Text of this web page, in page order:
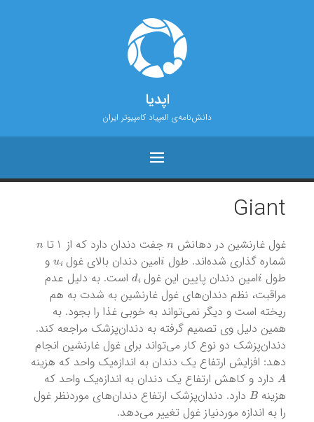
اپدیا
دانش‌نامه‌ی المپیاد کامپیوتر ایران
Giant
غول غارنشین در دهانش جفت دندان دارد که از 1تا
شماره گذاری شده‌اند. طول iامین دندان بالای غول ui و
طول iامین دندان پایین این غولdاست. به دلیل عدم
مراقبت، نظم دندان‌های غول غارنشین به شدت به هم
ریخته است و دیگر نمی‌تواند به خوبی غذا را بجود. به
همین دلیل وی تصمیم گرفته به دندان‌پزشک مراجعه کند.
دندان‌پزشک دو نوع کار می‌تواند برای غول غارنشین انجام
دهد: افزایش ارتفاع یک دندان به اندازه‌یک واحد که هزینه
A دارد و کاهش ارتفاع یک دندان به اندازه‌یک واحد که
هزینه B دارد. دندان‌پزشک ارتفاع دندان‌های موردنظر غول
را به اندازه موردنیاز غول تغییر می‌دهد.